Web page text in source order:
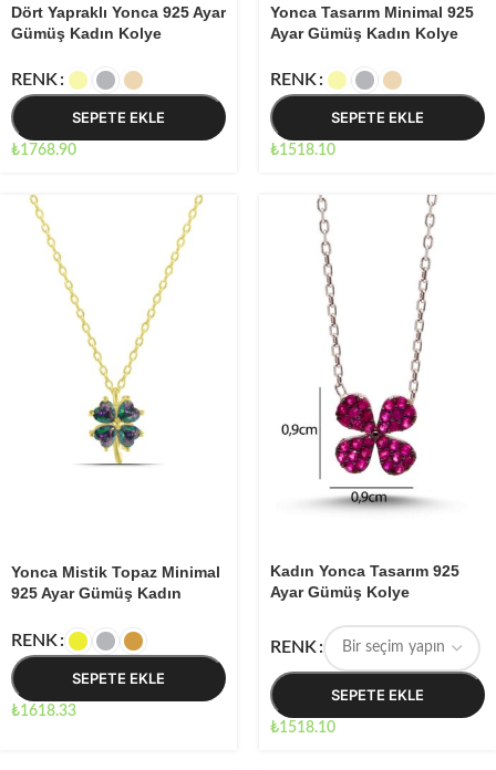
Dört Yapraklı Yonca 925 Ayar
Gümüş Kadın Kolye
RENK
SEPETE EKLE
₺1768.90
Yonca Tasarım Minimal 925
Ayar Gümüş Kadın Kolye
RENK
SEPETE EKLE
₺1518.10
Yonca Mistik Topaz Minimal
925 Ayar Gümüş Kadın
RENK
SEPETE EKLE
₺1618.33
Kadın Yonca Tasarım 925
Ayar Gümüş Kolye
RENK
SEPETE EKLE
₺1518.10